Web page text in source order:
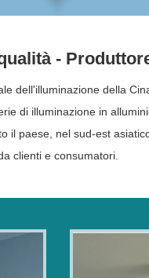
dell'illuminazione della
di illuminazione in
paese, nel sud-est